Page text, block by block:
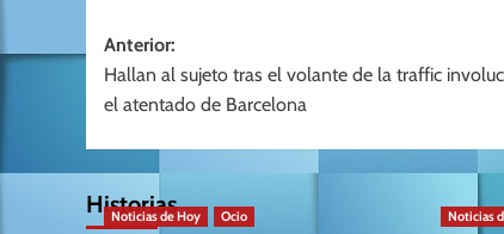
Navegación
de
entradas
Anterior:
Hallan al sujeto tras el volante de la traffic
el atentado de Barcelona
Historias
Noticias de Hoy Ocio Noticias